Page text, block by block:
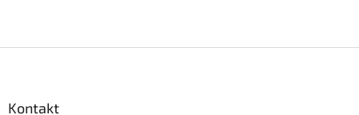
Kontakt